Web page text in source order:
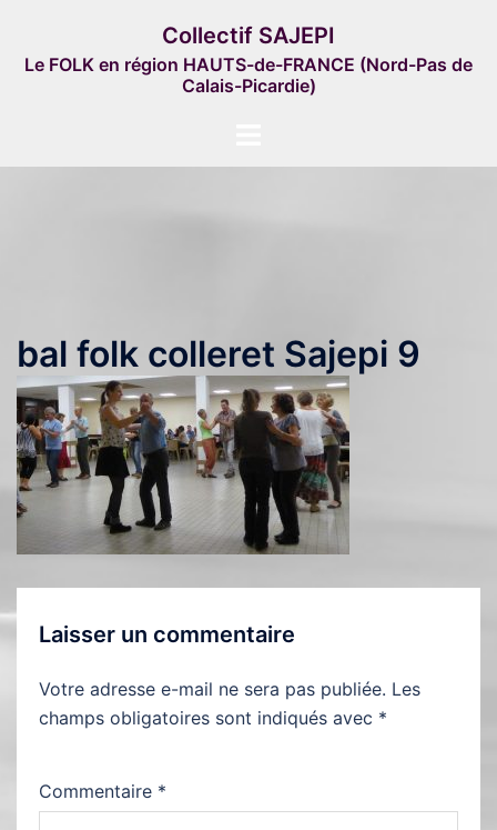
contenu
Collectif SAJEPI
Le FOLK en région HAUTS-de-FRANCE (Nord-Pas de
Calais-Picardie)
bal folk colleret Sajepi 9
Laisser un commentaire
Votre adresse e-mail ne sera pas publiée. Les
champs obligatoires sont indiqués avec *
Commentaire *